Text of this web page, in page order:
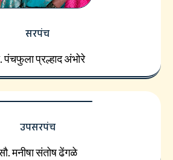
सरपंच
पंचफुला प्रल्हाद अंभोरे
उपसरपंच
मनीषा संतोष ढेंगळे